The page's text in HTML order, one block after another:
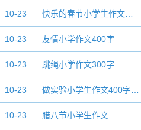
10-23 快乐的春节小学生作文…
10-23 友情小学作文400字
10-23 跳绳小学作文300字
10-23 做实验小学生作文400字…
10-23 腊八节小学生作文